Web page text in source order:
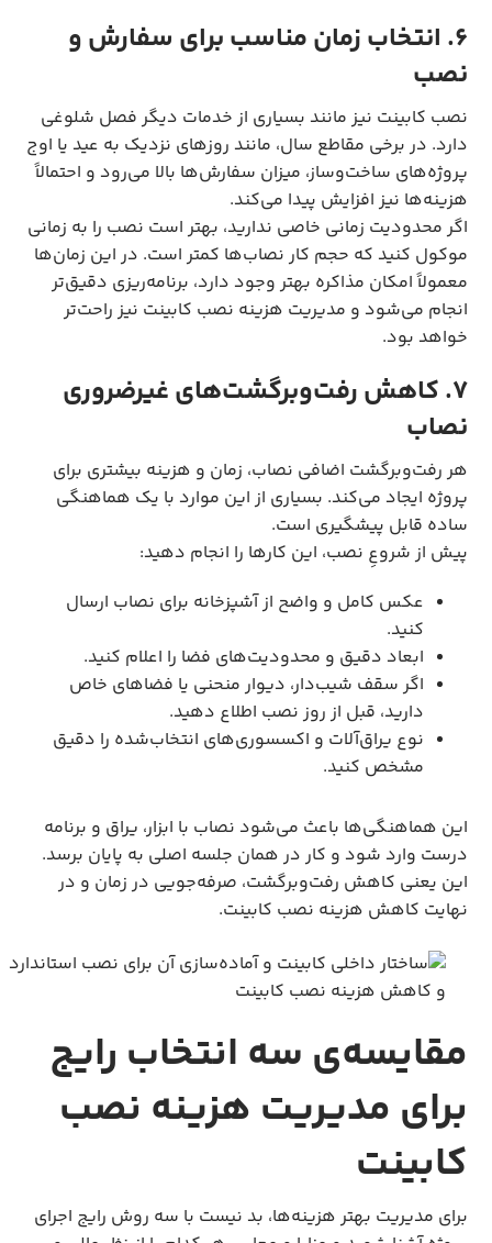
۶. انتخاب زمان مناسب برای سفارش و
نصب
نصب کابینت نیز مانند بسیاری از خدمات دیگر فصل شلوغی
دارد. در برخی مقاطع سال، مانند روزهای نزدیک به عید یا اوج
پروژه‌های ساخت‌وساز، میزان سفارش‌ها بالا می‌رود و احتمالاً
هزینه‌ها نیز افزایش پیدا می‌کند.
اگر محدودیت زمانی خاصی ندارید، بهتر است نصب را به زمانی
موکول کنید که حجم کار نصاب‌ها کمتر است. در این زمان‌ها
معمولاً امکان مذاکره بهتر وجود دارد، برنامه‌ریزی دقیق‌تر
انجام می‌شود و مدیریت هزینه نصب کابینت نیز راحت‌تر
خواهد بود.
۷. کاهش رفت‌وبرگشت‌های غیرضروری
نصاب
هر رفت‌وبرگشت اضافی نصاب، زمان و هزینه بیشتری برای
پروژه ایجاد می‌کند. بسیاری از این موارد با یک هماهنگی
ساده قابل پیشگیری است.
پیش از شروعِ نصب، این کارها را انجام دهید:
عکس کامل و واضح از آشپزخانه برای نصاب ارسال
کنید.
ابعاد دقیق و محدودیت‌های فضا را اعلام کنید.
اگر سقف شیب‌دار، دیوار منحنی یا فضاهای خاص
دارید، قبل از روز نصب اطلاع دهید.
نوع یراق‌آلات و اکسسوری‌های انتخاب‌شده را دقیق
مشخص کنید.
این هماهنگی‌ها باعث می‌شود نصاب با ابزار، یراق و برنامه
درست وارد شود و کار در همان جلسه اصلی به پایان برسد.
این یعنی کاهش رفت‌وبرگشت، صرفه‌جویی در زمان و در
نهایت کاهش هزینه نصب کابینت.
مقایسه‌ی سه انتخاب رایج
برای مدیریت هزینه نصب
کابینت
برای مدیریت بهتر هزینه‌ها، بد نیست با سه روش رایج اجرای